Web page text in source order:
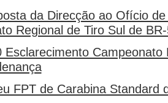
da Direcção ao Ofício
Regional de Tiro Sul de
Esclarecimento
FPT de Carabina Standard